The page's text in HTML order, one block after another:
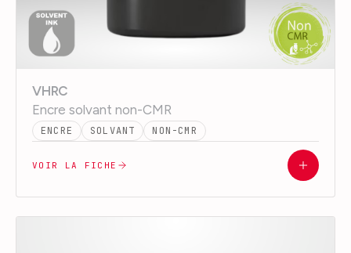
VHRC
Encre solvant non-CMR
ENCRE SOLVANT NON-CMR
VOIR LA FICHE